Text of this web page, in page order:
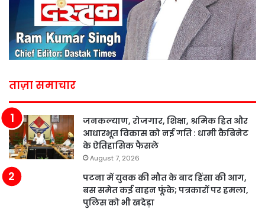
ताज़ा समाचार
जनकल्याण, रोजगार, शिक्षा, श्रमिक हित और
आधारभूत विकास को नई गति : धामी कैबिनेट
के ऐतिहासिक फैसले
August 7, 2026
पटना में युवक की मौत के बाद हिंसा की आग,
बस समेत कई वाहन फूंके; पत्रकारों पर हमला,
पुलिस को भी खदेड़ा